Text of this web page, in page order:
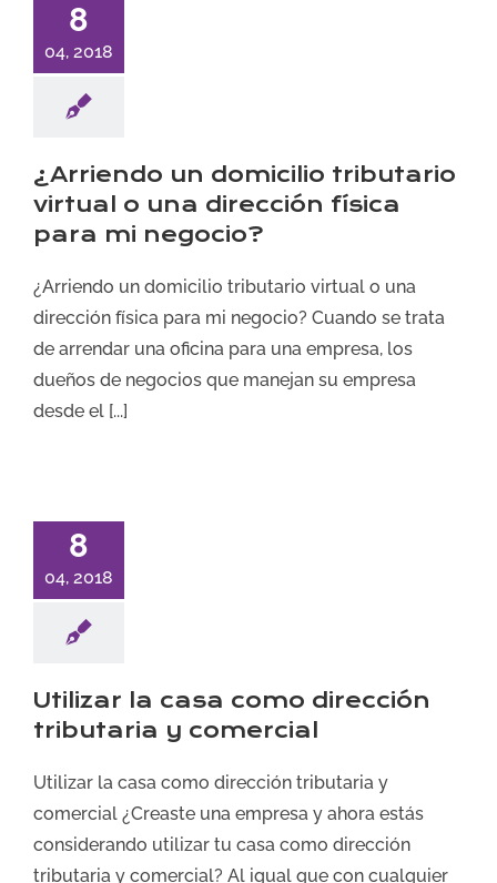
8
04, 2018
¿Arriendo un domicilio tributario
virtual o una dirección física
para mi negocio?
¿Arriendo un domicilio tributario virtual o una
dirección física para mi negocio? Cuando se trata
de arrendar una oficina para una empresa, los
dueños de negocios que manejan su empresa
desde el [...]
8
04, 2018
Utilizar la casa como dirección
tributaria y comercial
Utilizar la casa como dirección tributaria y
comercial ¿Creaste una empresa y ahora estás
considerando utilizar tu casa como dirección
tributaria y comercial? Al igual que con cualquier